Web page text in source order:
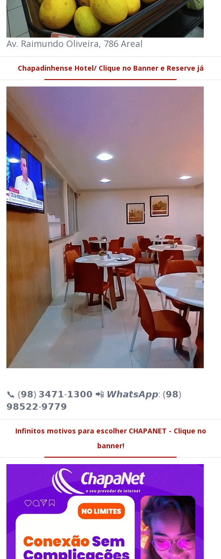
Av. Raimundo Oliveira, 786 Areal
Chapadinhense Hotel/ Clique no Banner e Reserve já
📞 (𝟵𝟴) 𝟯𝟰𝟳𝟭-𝟭𝟯𝟬𝟬 📲 𝙒𝙝𝙖𝙩𝙨𝘼𝙥𝙥: (𝟵𝟴)
𝟵𝟴𝟱𝟮𝟮-𝟵𝟳𝟳𝟵
Infinitos motivos para escolher CHAPANET - Clique no
banner!